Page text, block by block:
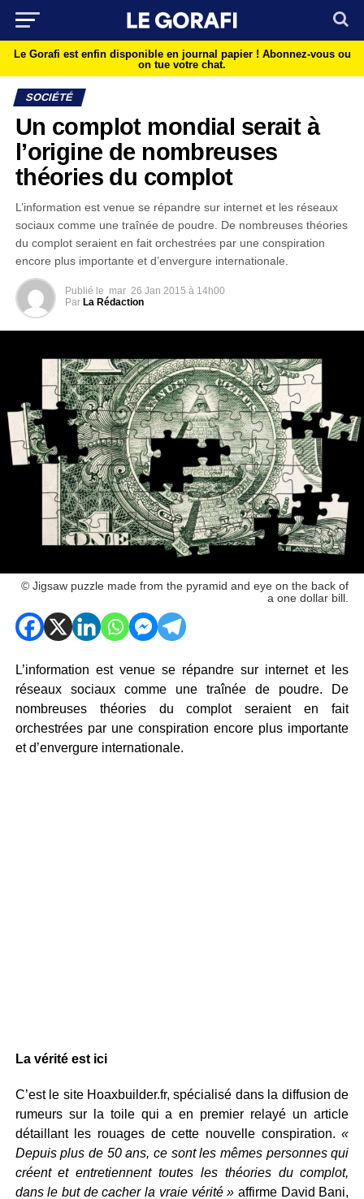
Le Gorafi est enfin disponible en journal papier ! Abonnez-vous ou
on tue votre chat.
SOCIÉTÉ
Un complot mondial serait à
l’origine de nombreuses
théories du complot
L’information est venue se répandre sur internet et les réseaux
sociaux comme une traînée de poudre. De nombreuses théories
du complot seraient en fait orchestrées par une conspiration
encore plus importante et d’envergure internationale.
Publié le mar 26 Jan 2015 à 14h00
Par La Rédaction
© Jigsaw puzzle made from the pyramid and eye on the back of
a one dollar bill.
L’information est venue se répandre sur internet et les
réseaux sociaux comme une traînée de poudre. De
nombreuses théories du complot seraient en fait
orchestrées par une conspiration encore plus importante
et d’envergure internationale.
La vérité est ici
C’est le site Hoaxbuilder.fr, spécialisé dans la diffusion de
rumeurs sur la toile qui a en premier relayé un article
détaillant les rouages de cette nouvelle conspiration.«
Depuis plus de 50 ans, ce sont les mêmes personnes qui
créent et entretiennent toutes les théories du complot,
dans le but de cacher la vraie vérité » affirme David Bani,